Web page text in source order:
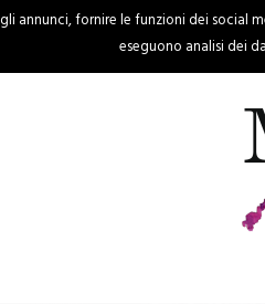
HOME CRONACA PALERMO
annunci, fornire le funzioni dei
eseguono analisi dei